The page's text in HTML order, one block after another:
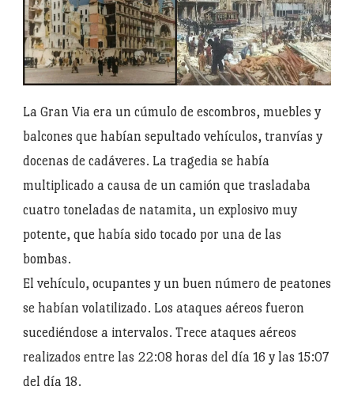
La Gran Via era un cúmulo de escombros, muebles y
balcones que habían sepultado vehículos, tranvías y
docenas de cadáveres. La tragedia se había
multiplicado a causa de un camión que trasladaba
cuatro toneladas de natamita, un explosivo muy
potente, que había sido tocado por una de las
bombas.
El vehículo, ocupantes y un buen número de peatones
se habían volatilizado. Los ataques aéreos fueron
sucediéndose a intervalos. Trece ataques aéreos
realizados entre las 22:08 horas del día 16 y las 15:07
del día 18.